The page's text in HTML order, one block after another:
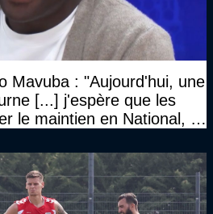
Mavuba : "Aujourd'hui, une
[...] j'espère que les
le maintien en National, et